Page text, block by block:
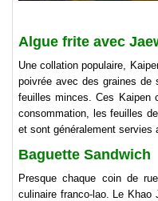
Algue frite avec
Une collation populaire,
poivrée avec des graines
feuilles minces. Ces Kaipen
consommation, les feuilles
et sont généralement servies
Baguette Sandwich
Presque chaque coin de
culinaire franco-lao. Le